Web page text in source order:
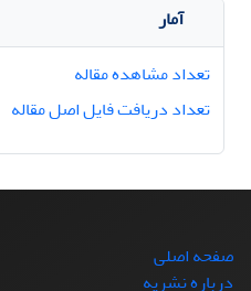
آمار
تعداد مشاهده مقاله
تعداد دریافت فایل اصل مقاله
صفحه اصلی
درباره نشریه